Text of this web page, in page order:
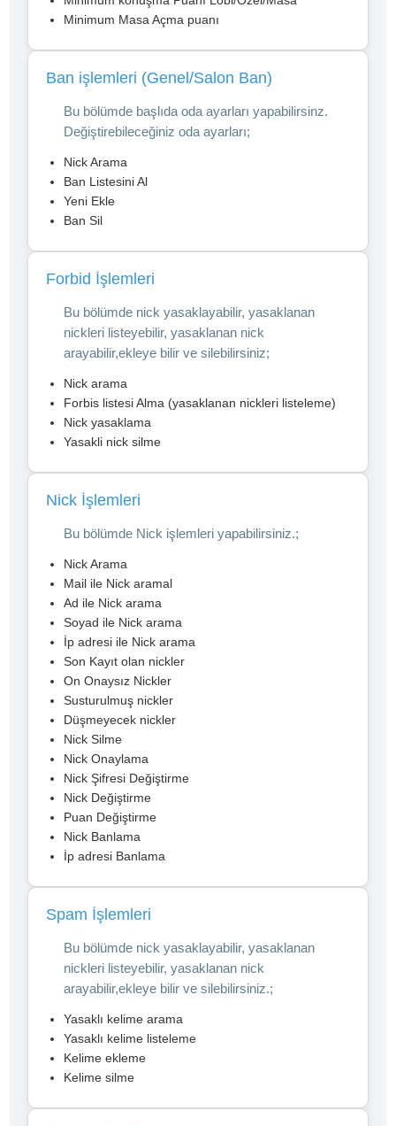
Minimum Masa Açma puanı
Ban işlemleri (Genel/Salon Ban)
Bu bölümde başlıda oda ayarları yapabilirsinz.
Değiştirebileceğiniz oda ayarları;
Nick Arama
Ban Listesini Al
Yeni Ekle
Ban Sil
Forbid İşlemleri
Bu bölümde nick yasaklayabilir, yasaklanan
nickleri listeyebilir, yasaklanan nick
arayabilir,ekleye bilir ve silebilirsiniz;
Nick arama
Forbis listesi Alma (yasaklanan nickleri listeleme)
Nick yasaklama
Yasakli nick silme
Nick İşlemleri
Bu bölümde Nick işlemleri yapabilirsiniz.;
Nick Arama
Mail ile Nick aramal
Ad ile Nick arama
Soyad ile Nick arama
İp adresi ile Nick arama
Son Kayıt olan nickler
On Onaysız Nickler
Susturulmuş nickler
Düşmeyecek nickler
Nick Silme
Nick Onaylama
Nick Şifresi Değiştirme
Nick Değiştirme
Puan Değiştirme
Nick Banlama
İp adresi Banlama
Spam İşlemleri
Bu bölümde nick yasaklayabilir, yasaklanan
nickleri listeyebilir, yasaklanan nick
arayabilir,ekleye bilir ve silebilirsiniz.;
Yasaklı kelime arama
Yasaklı kelime listeleme
Kelime ekleme
Kelime silme